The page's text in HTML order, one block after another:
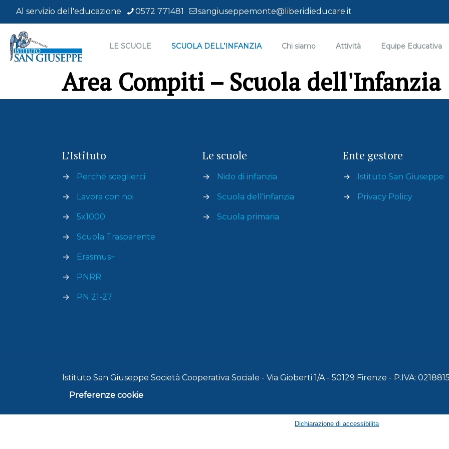
Al servizio dell'educazione 0572 771481 sangiuseppemonte@liberidieducare.it
LE SCUOLE SCUOLA DELL’INFANZIA Chi siamo Attività Equipe Educativa
Area Compiti – Scuola dell'Infanzia
L’Istituto
→ Perché sceglierci
→ Lavora con noi
→ 5x1000
→ Scuola Trasparente
→ Erasmus+
→ PNRR
→ PN 21-27
Le scuole
→ Nido di infanzia
→ Scuola dell'infanzia
→ Scuola primaria
Ente gestore
→ Istituto San Giuseppe
→ Privacy Policy
Istituto San Giuseppe Società Cooperativa Sociale - Via Gioberti 1/A - 50129 Firenze - P.IVA:
Preferenze cookie
Dichiarazione di accessibilita